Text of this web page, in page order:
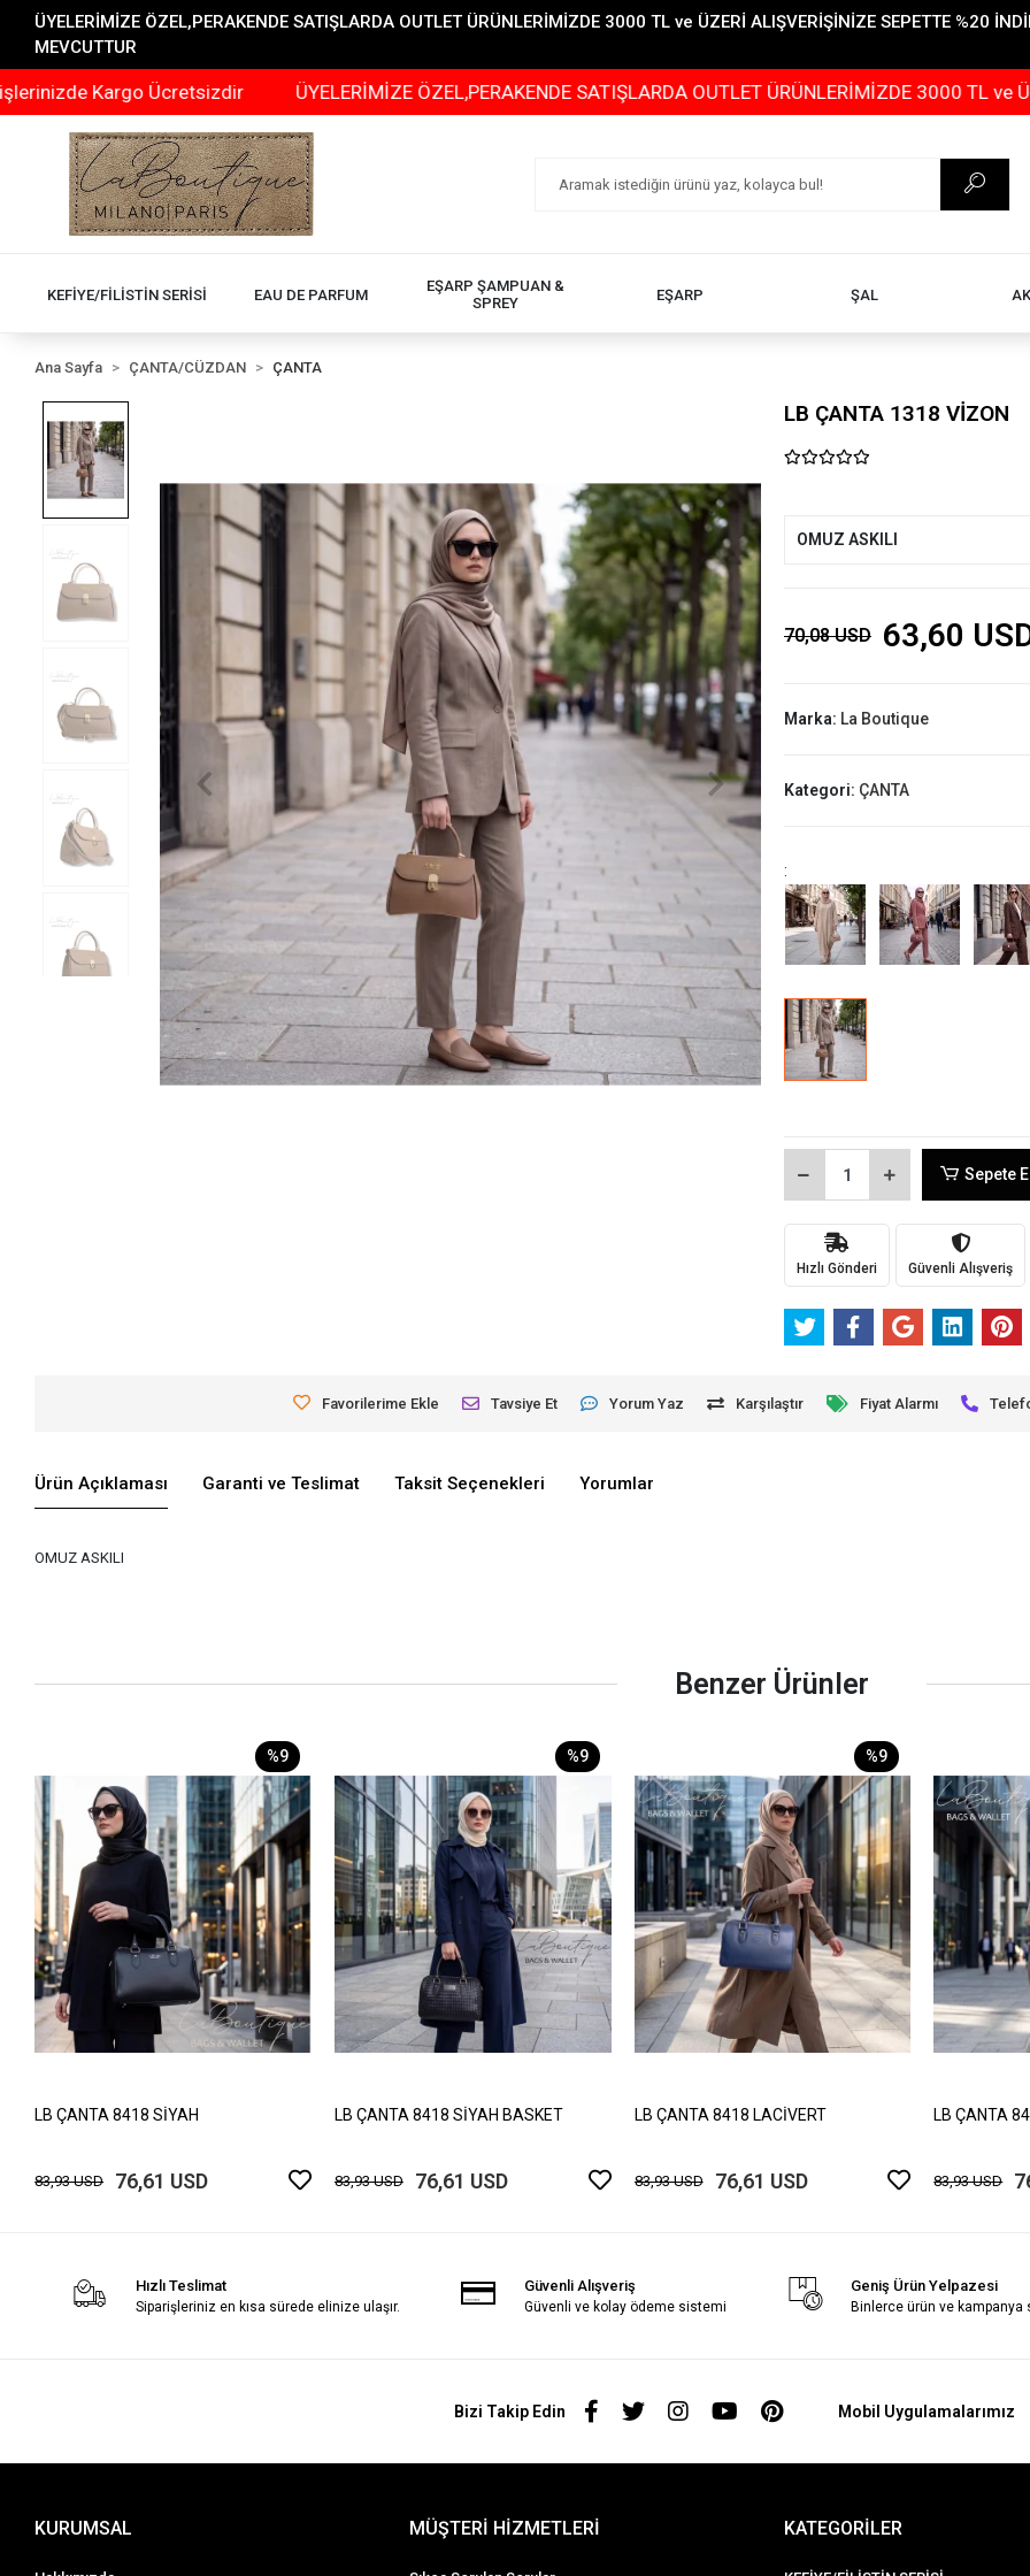
ÜYELERİMİZE ÖZEL,PERAKENDE SATIŞLARDA OUTLET ÜRÜNLERİMİZDE 3000 TL ve ÜZERİ ALIŞVERİŞİNİZE SEPETTE %20
MEVCUTTUR
Ücretsizdir ÜYELERİMİZE ÖZEL,PERAKENDE SATIŞLARDA OUTLET ÜRÜNLERİMİZDE 3000 TL ve ÜZERİ
KEFİYE/FİLİSTİN SERİSİ EAU DE PARFUM
EŞARP ŞAMPUAN &
SPREY
EŞARP ŞAL
Ana Sayfa ÇANTA/CÜZDAN ÇANTA
LB ÇANTA 1318 VİZON
OMUZ ASKILI
70,08 USD 63,60
Marka: La Boutique
Kategori: ÇANTA
:
Sepete
Hızlı Gönderi Güvenli Alışveriş
Favorilerime Ekle Tavsiye Et Yorum Yaz Karşılaştır Fiyat Alarmı
Ürün Açıklaması Garanti ve Teslimat Taksit Seçenekleri Yorumlar
OMUZ ASKILI
Benzer Ürünler
%9
LB ÇANTA 8418 SİYAH
83,93 USD 76,61 USD
%9
LB ÇANTA 8418 SİYAH BASKET
83,93 USD 76,61 USD
%9
LB ÇANTA 8418 LACİVERT
83,93 USD 76,61 USD
LB ÇANTA
83,93 USD
Hızlı Teslimat
Siparişleriniz en kısa sürede elinize ulaşır.
Güvenli Alışveriş
Güvenli ve kolay ödeme sistemi
Geniş Ürün Yelpazesi
Binlerce ürün ve kampanya
Bizi Takip Edin Mobil Uygulamalarımız
KURUMSAL MÜŞTERİ HİZMETLERİ KATEGORİLER